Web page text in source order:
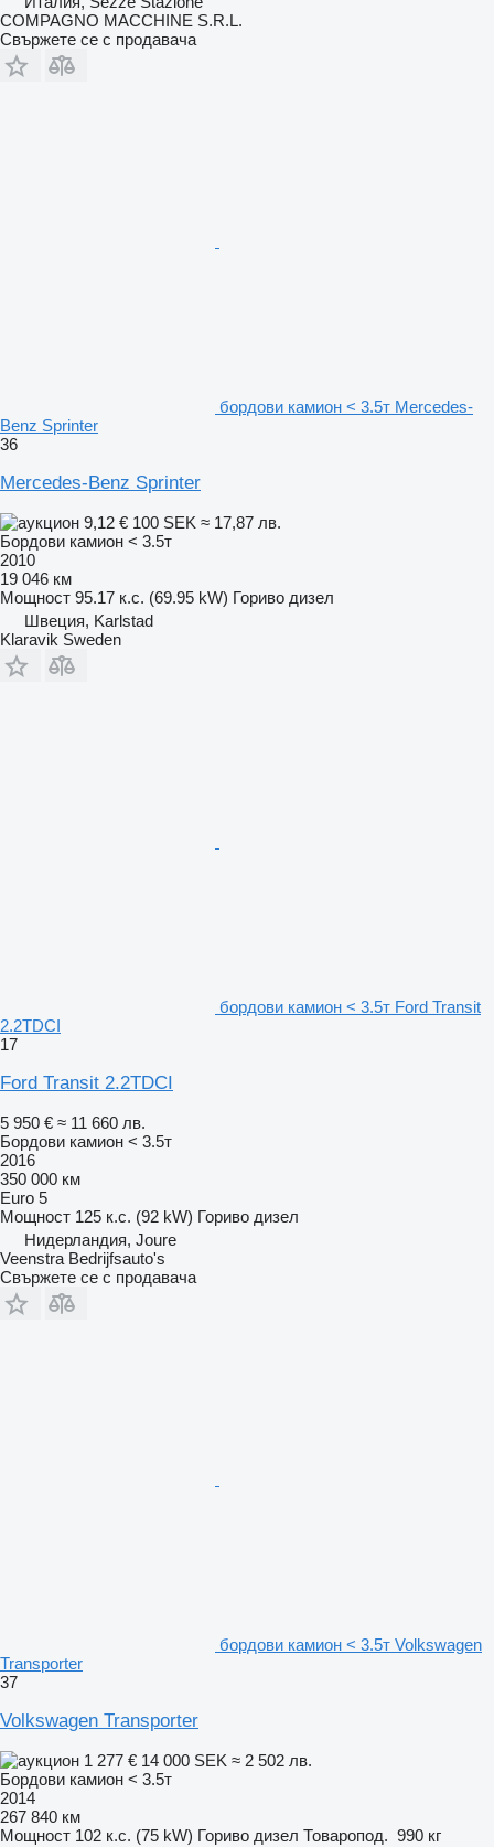
COMPAGNO MACCHINE S.R.L.
Свържете се с продавача
бордови камион < 3.5т Mercedes-
Benz Sprinter
36
Mercedes-Benz Sprinter
9,12 € 100 SEK ≈ 17,87 лв.
Бордови камион < 3.5т
2010
19 046 км
Мощност 95.17 к.с. (69.95 kW) Гориво дизел
Швеция, Karlstad
Klaravik Sweden
бордови камион < 3.5т Ford Transit
2.2TDCI
17
Ford Transit 2.2TDCI
5 950 € ≈ 11 660 лв.
Бордови камион < 3.5т
2016
350 000 км
Euro 5
Мощност 125 к.с. (92 kW) Гориво дизел
Нидерландия, Joure
Veenstra Bedrijfsauto's
Свържете се с продавача
бордови камион < 3.5т Volkswagen
Transporter
37
Volkswagen Transporter
1 277 € 14 000 SEK ≈ 2 502 лв.
Бордови камион < 3.5т
2014
267 840 км
Мощност 102 к.с. (75 kW) Гориво дизел Товаропод. 990 кг